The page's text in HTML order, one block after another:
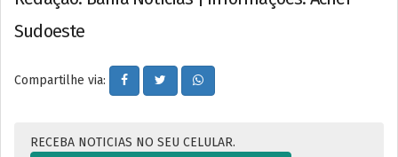
Sudoeste
Compartilhe via:
RECEBA NOTICIAS NO SEU CELULAR.